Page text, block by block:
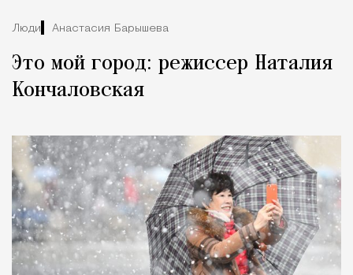
Люди Анастасия Барышева
Это мой город: режиссер Наталия
Кончаловская